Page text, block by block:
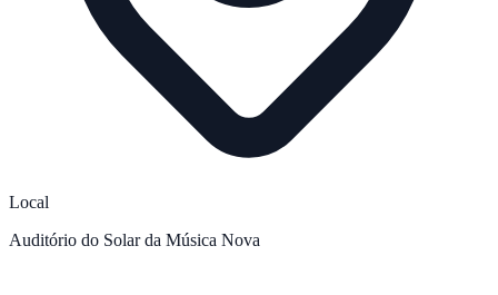
Local
Auditório do Solar da Música Nova